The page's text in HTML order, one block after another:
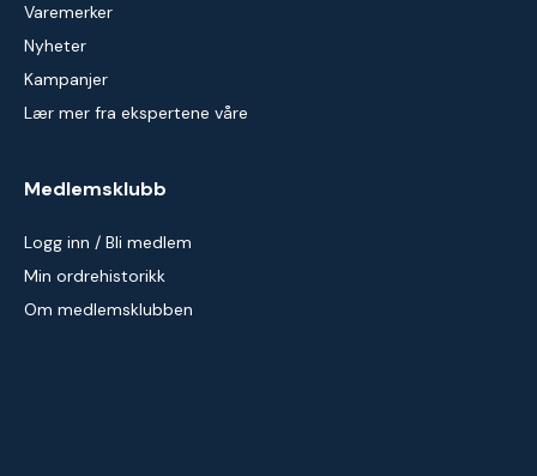
Varemerker
Nyheter
Kampanjer
Lær mer fra ekspertene våre
Medlemsklubb
Logg inn / Bli medlem
Min ordrehistorikk
Om medlemsklubben